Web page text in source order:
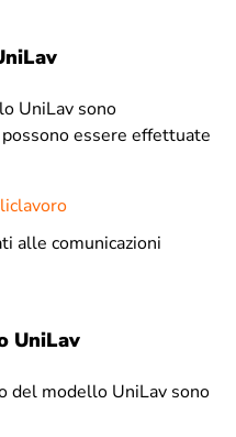
UniLav sono
essere effettuate
alle comunicazioni
UniLav
del modello UniLav sono